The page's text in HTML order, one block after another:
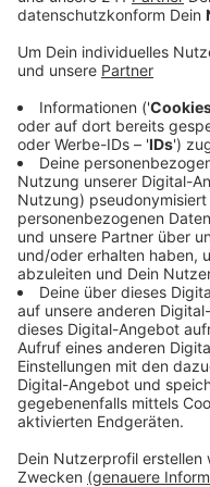
Anzeige
Die Abiprüfungen
Berücksichtigung des
Auch die Industrie-
inzwischen reagiert
verschoben. Davon
allen
Fortbildungsprüfungen.
Unter den
ordnungsgemäße
IHK. Stattdessen
Monat später als die